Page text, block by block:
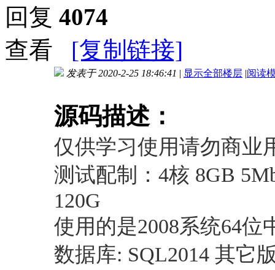
回复 4074
查看
[复制链接]
发表于 2020-2-25 18:46:41 | 显示全部楼层 |阅读
源码描述：
仅供学习使用请勿商业
测试配制：4核 8GB
120G
使用的是2008系统64位
数据库: SQL2014 其它